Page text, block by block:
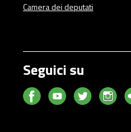
Camera dei deputati
Seguici su